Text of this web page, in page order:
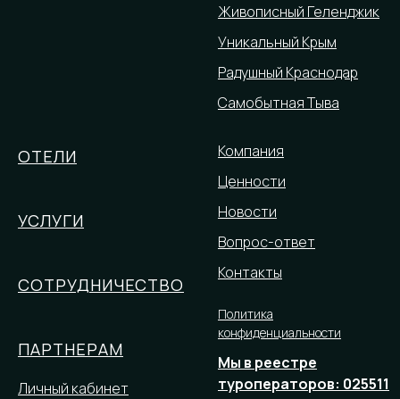
Банный и СПА комплекс «Кедр и
К услугам гостей парные на 110°, 90° и 50°, хаммам, а также
просторный бассейн площадью 100 квадратных метров с
видом на Катунь. Дети до 6 лет могут посещать СПА-
комплекс бесплатно в любое время (только для
проживающих в Натуре).
Живописный Геленджик
Уникальный Крым
Радушный Краснодар
Самобытная Тыва
ОТЕЛИ
УСЛУГИ
СОТРУДНИЧЕСТВО
ПАРТНЕРАМ
Личный кабинет
Компания
Ценности
Новости
Вопрос-ответ
Контакты
Политика
конфиденциальности
Мы в реестре
туроператоров: 025511